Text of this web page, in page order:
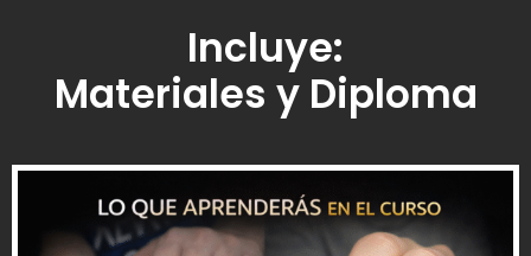
Incluye:
Materiales y Diploma